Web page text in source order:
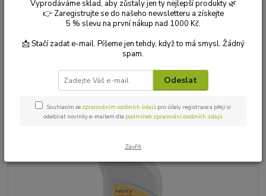
Natuty WC gel s vůní citronu (850 ml)
Natuty WC gel s vůní citronu
(850 ml)
Vyprodáváme sklad, aby zůstaly jen ty nejlepší produkty 🌿
👉 Zaregistrujte se do našeho newsletteru a získejte
5 % slevu na první nákup nad 1000 Kč.
📩 Stačí zadat e-mail. Píšeme jen tehdy, když to má smysl. Žádný
spam.
Odeslat
Souhlasím se zpracováním osobních údajů pro účely registrace a přeji si
odebírat novinky e-mailem dle podmínek zpracování osobních údajů.
Zavřít